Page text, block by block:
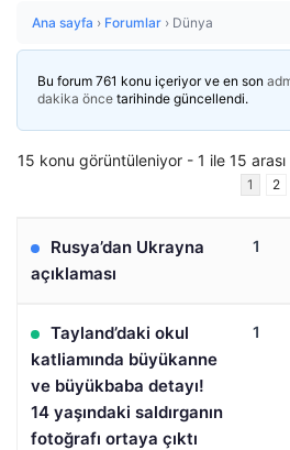
Ana sayfa › Forumlar › Dünya
Bu forum 761 konu içeriyor ve en son
dakika önce tarihinde güncellendi.
15 konu görüntüleniyor - 1 ile 15
1 2
Rusya’dan Ukrayna
açıklaması
1
Tayland’daki okul
katliamında büyükanne
ve büyükbaba detayı!
14 yaşındaki saldırganın
fotoğrafı ortaya çıktı
1